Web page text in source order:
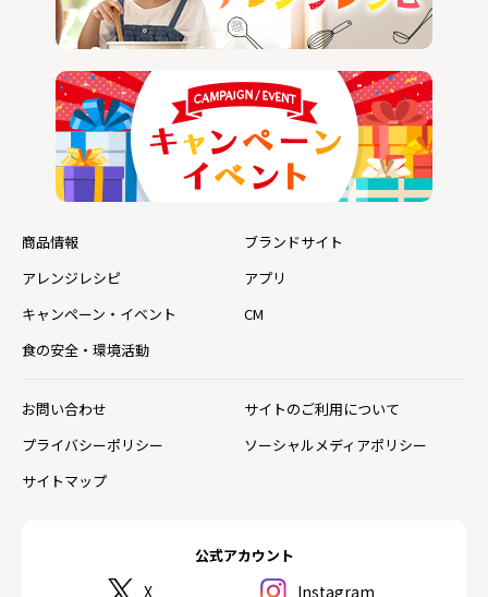
公式アカウント
X Instagram
商品情報
ブランドサイト
アレンジレシピ
アプリ
キャンペーン・イベント
CM
食の安全・環境活動
お問い合わせ
サイトのご利用について
プライバシーポリシー
ソーシャルメディアポリシー
サイトマップ